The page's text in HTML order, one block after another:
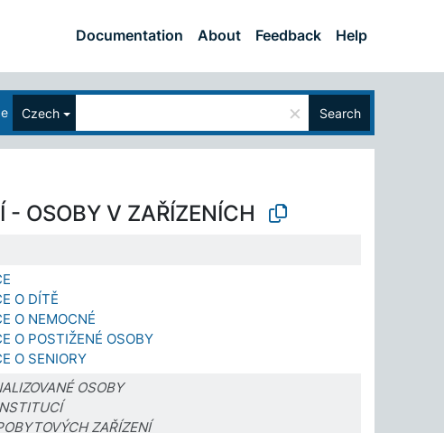
Documentation About Feedback Help
Czech × Search
- OSOBY V ZAŘÍZENÍCH
O DÍTĚ
O NEMOCNÉ
O POSTIŽENÉ OSOBY
O SENIORY
OSOBY
ZAŘÍZENÍ